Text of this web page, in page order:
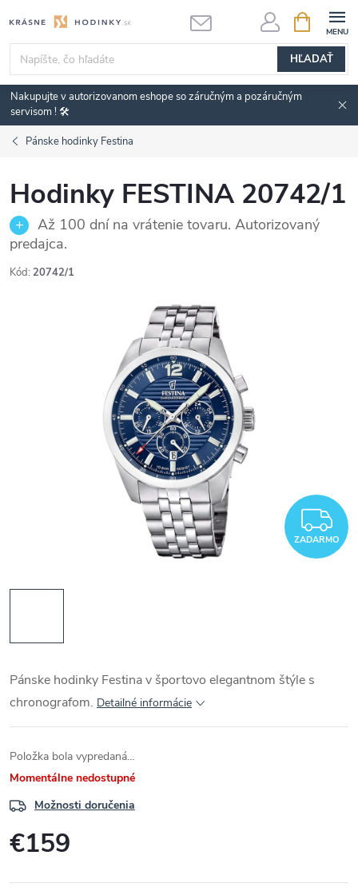
na
obsah
HĽADAŤ
KOŠÍK
Nakupujte v autorizovanom eshope so záručným a pozáručným
servisom ! 🛠️
Pánske hodinky Festina
Hodinky FESTINA 20742/1
Až 100 dní na vrátenie tovaru. Autorizovaný
predajca.
Kód: 20742/1
ZADARMO
Pánske hodinky Festina v športovo elegantnom štýle s
chronografom. Detailné informácie
Položka bola vypredaná…
Momentálne nedostupné
Možnosti doručenia
€159
cena: